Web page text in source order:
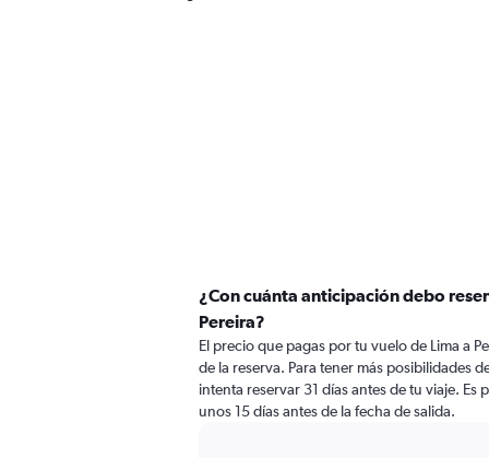
¿Con cuánta anticipación debo
Pereira?
El precio que pagas por tu vuelo de Lima a
de la reserva. Para tener más posibilidades
intenta reservar 31 días antes de tu viaje. Es
unos 15 días antes de la fecha de salida.